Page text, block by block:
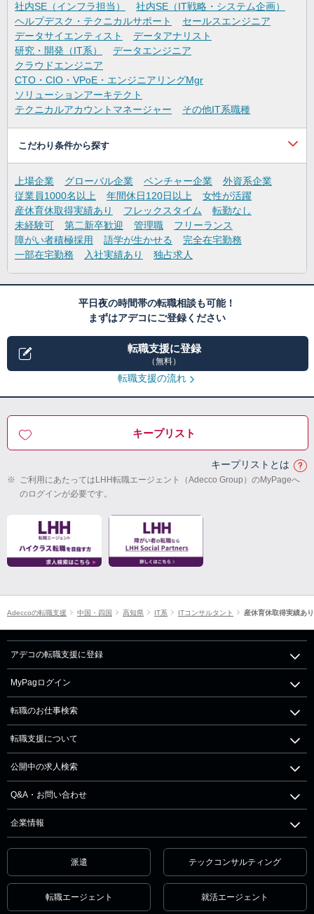
社内SE（インフラ担当）
社内SE（IT戦略・システム企画）
ヘルプデスク・テクニカルサポート
セールスエンジニア
データサイエンティスト
データアナリスト
研究・開発（IT系）
データエンジニア
クラウドエンジニア
CTO・CIO・VPoE・エンジニアリングMgr
ソリューションアーキテクト
テクニカルアカウントマネージャー
その他IT系職種
こだわり条件から探す
上場企業 グローバル企業 ベンチャー企業
外資系企業
従業員1000名以上
年間休日120日以上
女性が活躍
産休育休取得実績あり
フレックスタイム
転勤なし
未経験可
第二新卒歓迎 管理職
フリーランス
障がい者積極採用
語学が生かせる
完全在宅勤務
一部在宅勤務
入社実績あり 独占求人
平日夜の時間帯の転職相談も可能！
まずはアデコにご登録ください
転職支援に登録
（無料）
転職支援の流れ
キープリスト
キープリストとは
※ ご利用にあたってはLHH転職エージェント（Adecco Group）のMyPageへ
のログインが必要です。
Adeccoの転職支援 中国・四国 高知県 IT系 ITコンサルタント 産休育休取得実績あり
アデコの転職支援に登録
MyPagログイン
転職のお仕事検索
転職支援について
公開中の求人検索
Q&A・お問い合わせ
企業情報
派遣 テックコンサルティング
転職エージェント 就活エージェント